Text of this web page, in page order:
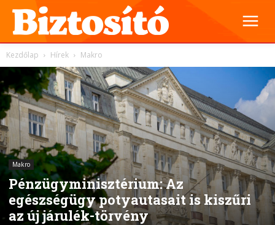
Kezdőlap Hírek Makro
Makro
Pénzügyminisztérium: Az
egészségügy potyautasait is kiszűri
az új járulék-törvény